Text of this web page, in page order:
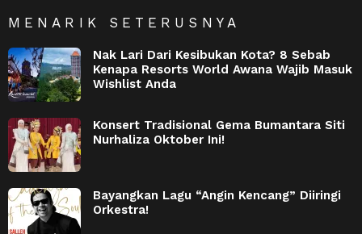
MENARIK SETERUSNYA
Nak Lari Dari Kesibukan Kota? 8 Sebab
Kenapa Resorts World Awana Wajib Masuk
Wishlist Anda
Konsert Tradisional Gema Bumantara Siti
Nurhaliza Oktober Ini!
Bayangkan Lagu “Angin Kencang” Diiringi
Orkestra!